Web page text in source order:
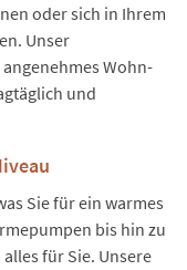
oder sich in Ihrem
Unser
Wohn-
und
Sie für ein warmes
bis hin zu
für Sie. Unsere